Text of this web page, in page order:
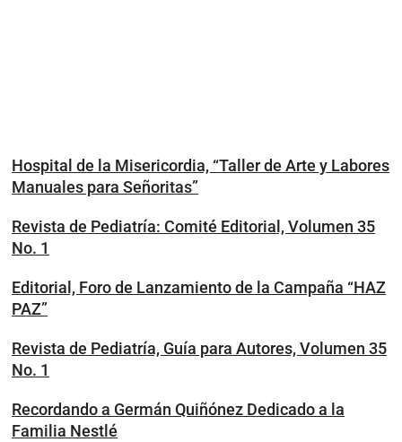
Hospital de la Misericordia, “Taller de Arte y Labores
Manuales para Señoritas”
Revista de Pediatría: Comité Editorial, Volumen 35
No. 1
Editorial, Foro de Lanzamiento de la Campaña “HAZ
PAZ”
Revista de Pediatría, Guía para Autores, Volumen 35
No. 1
Recordando a Germán Quiñónez Dedicado a la
Familia Nestlé